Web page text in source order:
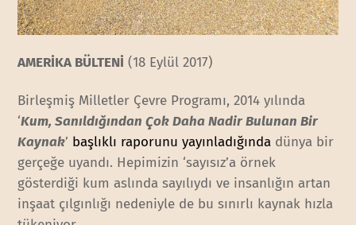
AMERİKA BÜLTENİ (18 Eylül 2017)
Birleşmiş Milletler Çevre Programı, 2014 yılında
‘Kum, Sanıldığından Çok Daha Nadir Bulunan Bir
Kaynak’ başlıklı raporunu yayınladığında dünya bir
gerçeğe uyandı. Hepimizin ‘sayısız’a örnek
gösterdiği kum aslında sayılıydı ve insanlığın artan
inşaat çılgınlığı nedeniyle de bu sınırlı kaynak hızla